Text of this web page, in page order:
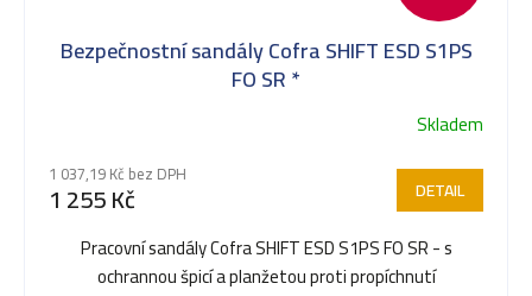
Bezpečnostní sandály Cofra SHIFT ESD S1PS
FO SR *
Skladem
1 037,19 Kč bez DPH
1 255 Kč DETAIL
Pracovní sandály Cofra SHIFT ESD S1PS FO SR - s
ochrannou špicí a planžetou proti propíchnutí